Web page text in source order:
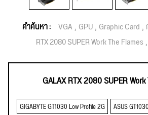
คำค้นหา : VGA GPU Graphic Card
RTX 2080 SUPER Work The Flames
GALAX RTX 2080 SUPER
GIGABYTE GT1030 Low Profile 2G
ASUS